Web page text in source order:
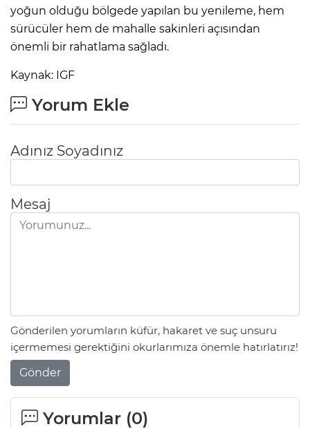
yoğun olduğu bölgede yapılan bu yenileme, hem
sürücüler hem de mahalle sakinleri açısından
önemli bir rahatlama sağladı.
Kaynak: IGF
Yorum Ekle
Adınız Soyadınız
Mesaj
Gönderilen yorumların küfür, hakaret ve suç unsuru
içermemesi gerektiğini okurlarımıza önemle hatırlatırız!
Gönder
Yorumlar (0)